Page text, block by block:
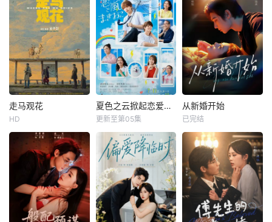
走马观花
HD
夏色之云掀起恋爱与风暴
更新至第05集
从新婚开始
已完结